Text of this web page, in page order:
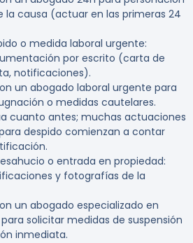
la causa (actuar en las primeras 24
o medida laboral urgente:
por escrito (carta de
notificaciones).
un abogado laboral urgente para
o medidas cautelares.
cuanto antes; muchas actuaciones
despido comienzan a contar
o entrada en propiedad:
y fotografías de la
un abogado especializado en
solicitar medidas de suspensión
inmediata.